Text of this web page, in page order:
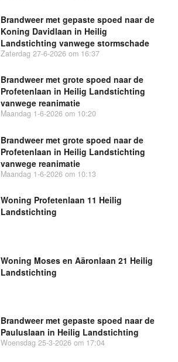
Brandweer met gepaste spoed naar de
Koning Davidlaan in Heilig
Landstichting vanwege stormschade
Zaterdag 27-6-2026 om 16:37
Brandweer met grote spoed naar de
Profetenlaan in Heilig Landstichting
vanwege reanimatie
Maandag 1-6-2026 om 10:20
Brandweer met grote spoed naar de
Profetenlaan in Heilig Landstichting
vanwege reanimatie
Maandag 1-6-2026 om 10:13
Woning Profetenlaan 11 Heilig
Landstichting
Woning Moses en Aäronlaan 21 Heilig
Landstichting
Brandweer met gepaste spoed naar de
Pauluslaan in Heilig Landstichting
Woensdag 25-3-2026 om 17:04